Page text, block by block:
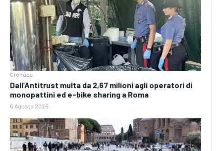
Cronaca
Dall’Antitrust multa da 2,67 milioni agli operatori di
monopattini ed e-bike sharing a Roma
6 Agosto 2026